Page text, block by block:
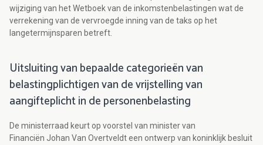
wijziging van het Wetboek van de inkomstenbelastingen wat de
verrekening van de vervroegde inning van de taks op het
langetermijnsparen betreft.
Uitsluiting van bepaalde categorieën van
belastingplichtigen van de vrijstelling van
aangifteplicht in de personenbelasting
De ministerraad keurt op voorstel van minister van
Financiën Johan Van Overtveldt een ontwerp van koninklijk besluit